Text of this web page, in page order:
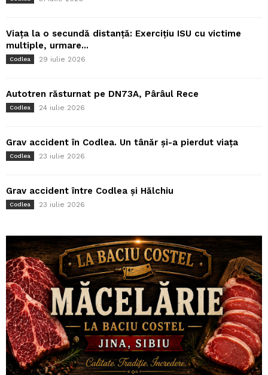
Viața la o secundă distanță: Exercițiu ISU cu victime
multiple, urmare...
Codlea 29 iulie 2026
Autotren răsturnat pe DN73A, Pârâul Rece
Codlea 24 iulie 2026
Grav accident în Codlea. Un tânăr și-a pierdut viața
Codlea 23 iulie 2026
Grav accident între Codlea și Hălchiu
Codlea 23 iulie 2026